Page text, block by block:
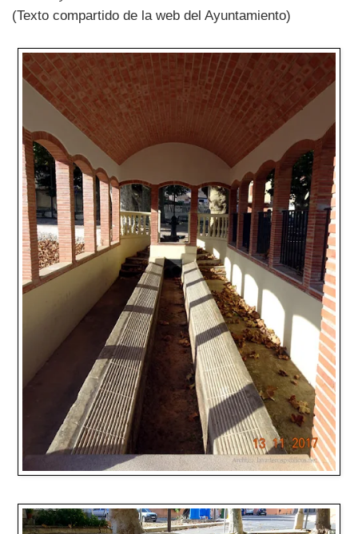
(Texto compartido de la web del Ayuntamiento)